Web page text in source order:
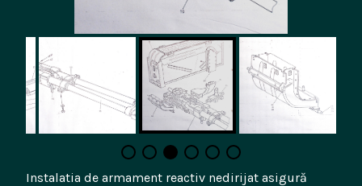
Instalatia de armament reactiv nedirijat asigură